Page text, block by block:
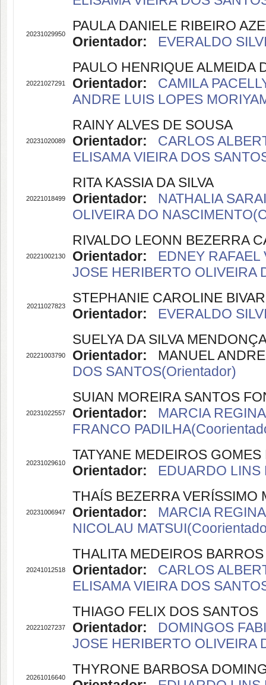
20231029950
PAULA DANIELE RIBEIRO
Orientador:
EVERALDO
20221027291
PAULO HENRIQUE ALMEIDA
Orientador:
CAMILA
ANDRE LUIS LOPES
20231020089
RAINY ALVES DE SOUSA
Orientador:
CARLOS
ELISAMA VIEIRA DOS
20221018499
RITA KASSIA DA SILVA
Orientador:
NATHALIA
OLIVEIRA DO
20221002130
RIVALDO LEONN BEZERRA
Orientador:
EDNEY
JOSE HERIBERTO OLIVEIRA
20211027823
STEPHANIE CAROLINE
Orientador:
EVERALDO
20221003790
SUELYA DA SILVA
Orientador: MANUEL
DOS SANTOS(Orientador)
20231022557
SUIAN MOREIRA SANTOS
Orientador:
MARCIA
FRANCO
20231029610
TATYANE MEDEIROS GOMES
Orientador:
EDUARDO
20231006947
THAÍS BEZERRA VERÍSSIMO
Orientador:
MARCIA
NICOLAU
20241012518
THALITA MEDEIROS BARROS
Orientador:
CARLOS
ELISAMA VIEIRA DOS
20221027237
THIAGO FELIX DOS SANTOS
Orientador:
DOMINGOS
JOSE HERIBERTO OLIVEIRA
20261016640
THYRONE BARBOSA